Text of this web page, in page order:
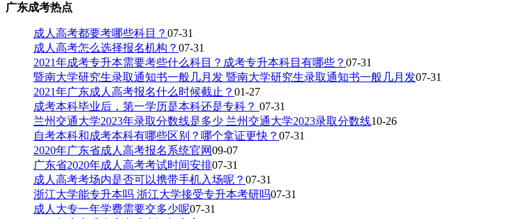
广东成考热点
成人高考都要考哪些科目？ 07-31
成人高考怎么选择报名机构？ 07-31
2021年成考专升本需要考些什么科目？成考专升本科目有哪些？ 07-31
暨南大学研究生录取通知书一般几月发 暨南大学研究生录取通知书一般几月发07-31
2021年广东成人高考报名什么时候截止？ 01-27
成考本科毕业后，第一学历是本科还是专科？ 07-31
兰州交通大学2023年录取分数线是多少 兰州交通大学2023录取分数线10-26
自考本科和成考本科有哪些区别？哪个拿证更快？ 07-31
2020年广东省成人高考报名系统官网09-07
广东省2020年成人高考考试时间安排07-31
成人高考考场内是否可以携带手机入场呢？ 07-31
浙江大学能专升本吗 浙江大学接受专升本考研吗07-31
成人大专一年学费需要交多少呢07-31